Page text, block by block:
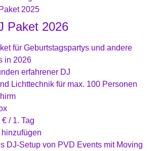
Paket 2026
für Geburtstagspartys und andere
in 2026
erfahrener DJ
Lichttechnik für max. 100 Personen
€ / 1. Tag